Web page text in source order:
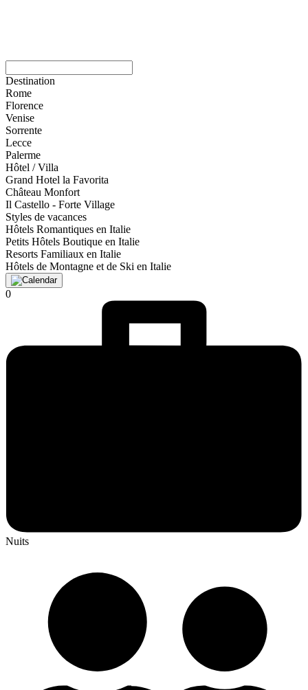
Destination
Rome
Florence
Venise
Sorrente
Lecce
Palerme
Hôtel / Villa
Grand Hotel la Favorita
Château Monfort
Il Castello - Forte Village
Styles de vacances
Hôtels Romantiques en Italie
Petits Hôtels Boutique en Italie
Resorts Familiaux en Italie
Hôtels de Montagne et de Ski en Italie
0
Nuits